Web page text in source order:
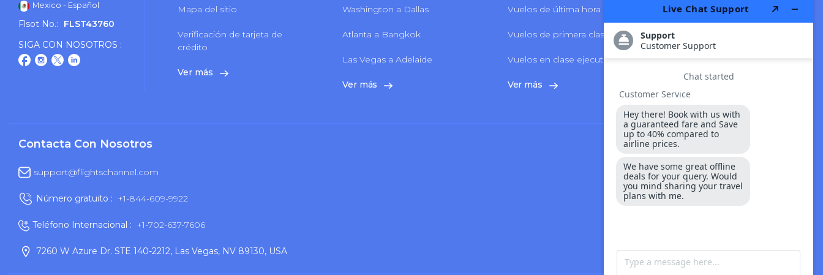
Mexico - Español
Flsot No.:
FLST43760
SIGA CON NOSOTROS :
Mapa del sitio
Verificación de tarjeta de
crédito
Ver más
Washington a Dallas
Atlanta a Bangkok
Las Vegas a Adelaide
Ver más
Vuelos de última hora
Vuelos de primera clase
Vuelos en clase ejecutiva
Ver más
Delta Airlines
LATAM Airlines
Contacta Con Nosotros
support@flightschannel.com
Número gratuito : +1-844-609-9922
Teléfono Internacional : +1-702-637-7606
7260 W Azure Dr. STE 140-2212, Las Vegas, NV 89130, USA